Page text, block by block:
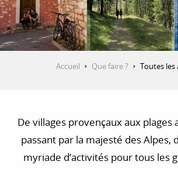
QUE FAIRE ?
SÉJOURNER
Accueil Que faire ? Toutes les
De villages provençaux aux plages
passant par la majesté des Alpes,
myriade d’activités pour tous les